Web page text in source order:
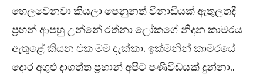
හෙලවෙනවා කියලා පෙනුනත් විනාඩියක් ඇතුලතදී
ප්‍රහන් ආපහු උන්නේ රත්නා ලෝකගේ නිදන කාමරය
ඇතුළේ කියන එක මම දැක්කා. ඉක්මනින් කාමරයේ
දොර අගුළු දාගත්ත ප්‍රහාන් අපිට පණිවිඩයක් දුන්නා..